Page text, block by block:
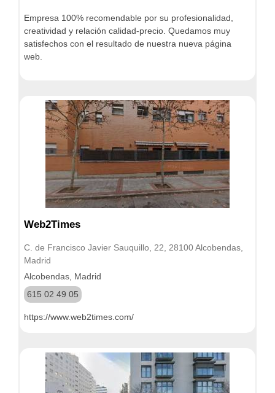
Empresa 100% recomendable por su profesionalidad,
creatividad y relación calidad-precio. Quedamos muy
satisfechos con el resultado de nuestra nueva página
web.
Web2Times
C. de Francisco Javier Sauquillo, 22, 28100 Alcobendas,
Madrid
Alcobendas, Madrid
615 02 49 05
https://www.web2times.com/